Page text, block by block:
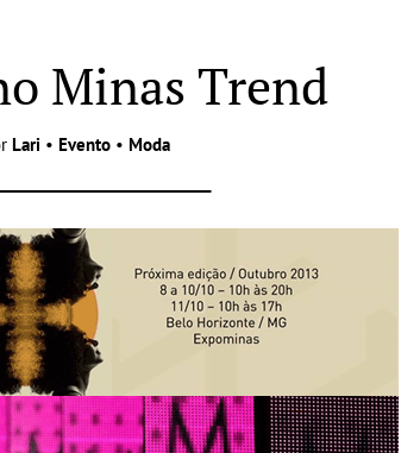
Minas Trend
Lari • Evento • Moda